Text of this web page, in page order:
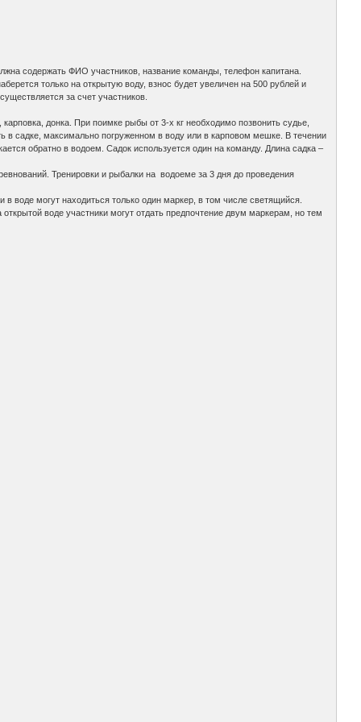
содержать ФИО участников, название команды, телефон капитана.
только на открытую воду, взнос будет увеличен на 500 рублей и
за счет участников.
донка. При поимке рыбы от 3-х кг необходимо позвонить судье,
в садке, максимально погруженном в воду или в карповом мешке. В течении
обратно в водоем. Садок используется один на команду. Длина садка –
Тренировки и рыбалки на водоеме за 3 дня до проведения
могут находиться только один маркер, в том числе светящийся.
воде участники могут отдать предпочтение двум маркерам, но тем